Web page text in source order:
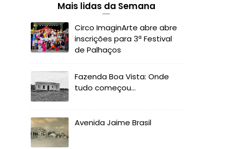
Mais lidas da Semana
Circo ImaginArte abre abre
inscrições para 3ª Festival
de Palhaços
Fazenda Boa Vista: Onde
tudo começou...
Avenida Jaime Brasil